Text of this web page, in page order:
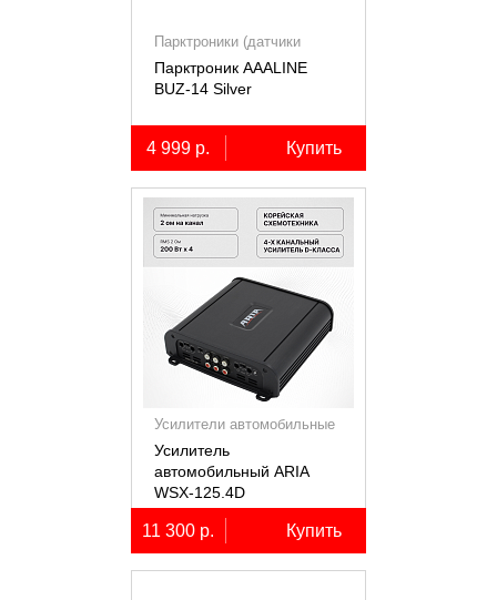
Парктроники (датчики
парковки)
Парктроник AAALINE
BUZ-14 Silver
4 999 р. Купить
Усилители автомобильные
Усилитель
автомобильный ARIA
WSX-125.4D
четырёхканальный,
4х125Вт (4Ом)
11 300 р. Купить